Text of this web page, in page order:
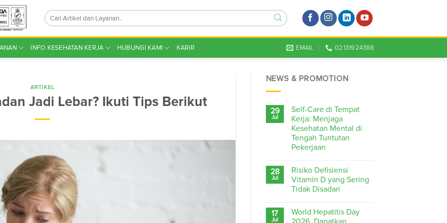
INFO KESEHATAN KERJA HUBUNGI KAMI KARIR EMAIL 02131924388
ARTIKEL
Jadi Lebar? Ikuti Tips Berikut
NEWS & PROMOTION
29
Jul
Self-Care di Tempat
Kerja: Menjaga
Kesehatan Mental di
Tengah Tuntutan
Pekerjaan
28
Jul
Risiko Defisiensi
Vitamin D yang Sering
Tidak Disadari
17
Jul
World Hepatitis Day